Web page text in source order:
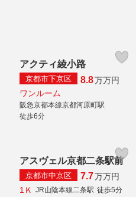
アクティ綾小路
京都市下京区 8.8万万円
ワンルーム
阪急京都本線京都河原町駅
徒歩6分
アスヴェル京都二条駅前
京都市中京区 7.7万万円
1Ｋ
JR山陰本線二条駅 徒歩5分